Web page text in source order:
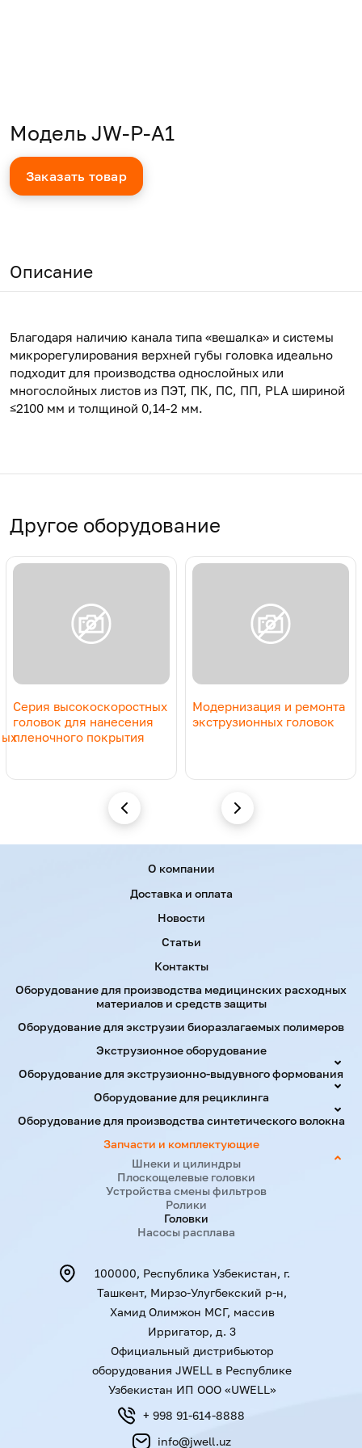
Модель JW-P-A1
Заказать товар
Описание
Благодаря наличию канала типа «вешалка» и системы
микрорегулирования верхней губы головка идеально
подходит для производства однослойных или
многослойных листов из ПЭТ, ПК, ПС, ПП, PLA шириной
≤2100 мм и толщиной 0,14-2 мм.
Другое оборудование
Серия высокоскоростных
головок для нанесения
пленочного покрытия
Модернизация и ремонта
экструзионных головок
Оборудование для производства медицинских расходных
материалов и средств защиты
Оборудование для экструзии биоразлагаемых полимеров
Экструзионное оборудование
Оборудование для экструзионно-выдувного формования
Оборудование для рециклинга
Оборудование для производства синтетического волокна
Запчасти и комплектующие
Шнеки и цилиндры
Плоскощелевые головки
Устройства смены фильтров
Ролики
Головки
Насосы расплава
О компании
Доставка и оплата
Новости
Статьи
Контакты
100000, Республика Узбекистан, г.
Ташкент, Мирзо-Улугбекский р-н,
Хамид Олимжон МСГ, массив
Ирригатор, д. 3
Официальный дистрибьютор
оборудования JWELL в Республике
Узбекистан ИП ООО «UWELL»
+ 998 91-614-8888
info@jwell.uz